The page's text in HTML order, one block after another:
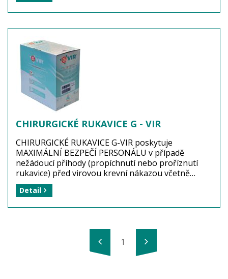
používat zdravotním sestrám a lékařům u rizikových
skupin pacientů. Jedná se o naprosto unikátní
výrobek francouzské společnosti HUTCHINSON
SANTÉ.
Výrobce: HUTCHINSON SANTÉ FRANCE
Balení: 3 páry (lékařské rukavice)
Dostupnost: zboží je skladem
CHIRURGICKÉ RUKAVICE G - VIR
CHIRURGICKÉ RUKAVICE G-VIR poskytuje
MAXIMÁLNÍ BEZPEČÍ PERSONÁLU v případě
nežádoucí příhody (propíchnutí nebo proříznutí
rukavice) před virovou krevní nákazou včetně
hepatitidy a AIDS. Jedná se o třívrstvou rukavici, kdy
střední vrstva je napuštěna aktivní KAS a
kontaktu s rizikovými pacienty.
Detail
1